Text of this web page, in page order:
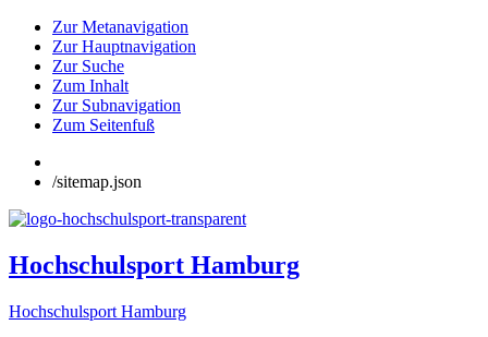
Zur Metanavigation
Zur Hauptnavigation
Zur Suche
Zum Inhalt
Zur Subnavigation
Zum Seitenfuß
/sitemap.json
Hochschulsport Hamburg
Hochschulsport Hamburg